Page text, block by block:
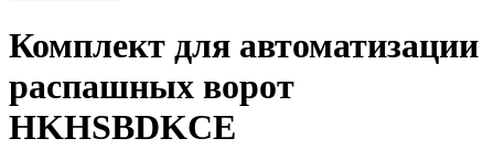
Комплект для автоматизации
распашных ворот
HKHSBDKCE